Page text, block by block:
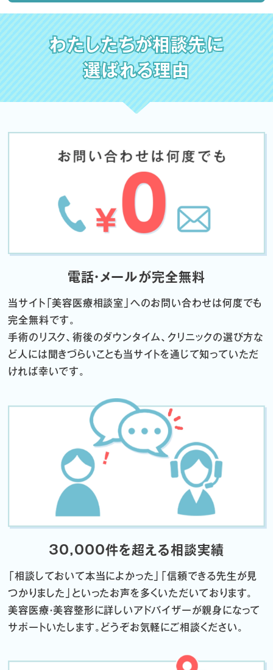
わたしたちが相談先に
選ばれる理由
電話・メールが完全無料
当サイト「美容医療相談室」へのお問い合わせは何度でも
完全無料です。
手術のリスク、術後のダウンタイム、クリニックの選び方な
ど 人には聞きづらいことも当サイトを通じて知っていただ
ければ幸いです。
30,000件を超える相談実績
「相談しておいて本当によかった」「信頼できる先生が見
つかりました」 といったお声を多くいただいております。
美容医療・美容整形に詳しいアドバイザーが親身になって
サポートいたします。 どうぞお気軽にご相談ください。